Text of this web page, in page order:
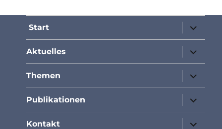
Start
öffnen
Aktuelles
öffnen
Themen
öffnen
Publikationen
öffnen
Kontakt